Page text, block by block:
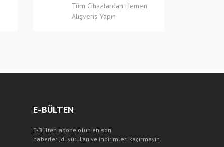
Tüm Cihazlardan Hemen
Alışveriş Yapın
E-BÜLTEN
E-Bülten abone olun en son
haberleri,duyuruları ve indirimleri kaçırmayın.